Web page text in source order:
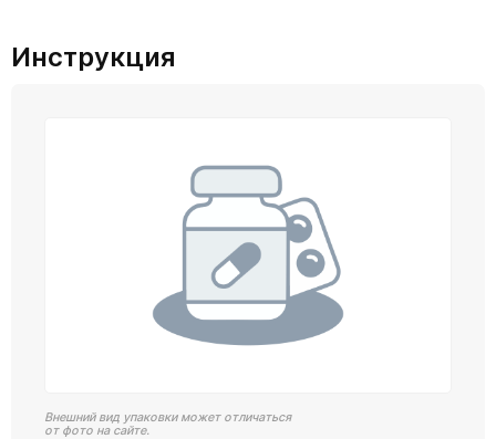
Инструкция
Внешний вид упаковки может отличаться
от фото на сайте.